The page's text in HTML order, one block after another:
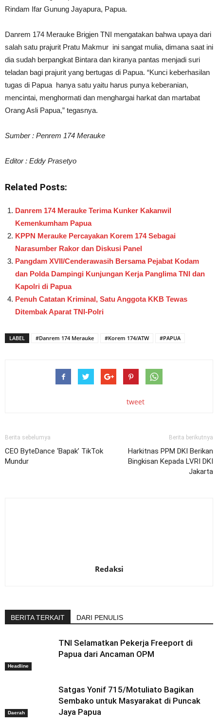
Rindam Ifar Gunung Jayapura, Papua.
Danrem 174 Merauke Brigjen TNI mengatakan bahwa upaya dari
salah satu prajurit Pratu Makmur ini sangat mulia, dimana saat ini
dia sudah berpangkat Bintara dan kiranya pantas menjadi suri
teladan bagi prajurit yang bertugas di Papua. “Kunci keberhasilan
tugas di Papua hanya satu yaitu harus punya keberanian,
mencintai, menghormati dan menghargai harkat dan martabat
Orang Asli Papua,” tegasnya.
Sumber : Penrem 174 Merauke
Editor : Eddy Prasetyo
Related Posts:
Danrem 174 Merauke Terima Kunker Kakanwil
Kemenkumham Papua
KPPN Merauke Percayakan Korem 174 Sebagai
Narasumber Rakor dan Diskusi Panel
Pangdam XVII/Cenderawasih Bersama Pejabat Kodam
dan Polda Dampingi Kunjungan Kerja Panglima TNI dan
Kapolri di Papua
Penuh Catatan Kriminal, Satu Anggota KKB Tewas
Ditembak Aparat TNI-Polri
LABEL #Danrem 174 Merauke #Korem 174/ATW #PAPUA
tweet
Berita sebelumya
CEO ByteDance ‘Bapak’ TikTok
Mundur
Berita berikutnya
Harkitnas PPM DKI Berikan
Bingkisan Kepada LVRI DKI
Jakarta
Redaksi
BERITA TERKAIT DARI PENULIS
Headline
TNI Selamatkan Pekerja Freeport di
Papua dari Ancaman OPM
Daerah
Satgas Yonif 715/Motuliato Bagikan
Sembako untuk Masyarakat di Puncak
Jaya Papua